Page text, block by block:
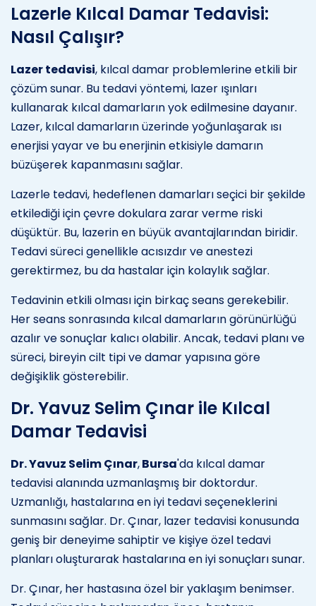
Lazerle Kılcal Damar Tedavisi:
Nasıl Çalışır?
Lazer tedavisi, kılcal damar problemlerine etkili bir
çözüm sunar. Bu tedavi yöntemi, lazer ışınları
kullanarak kılcal damarların yok edilmesine dayanır.
Lazer, kılcal damarların üzerinde yoğunlaşarak ısı
enerjisi yayar ve bu enerjinin etkisiyle damarın
büzüşerek kapanmasını sağlar.
Lazerle tedavi, hedeflenen damarları seçici bir şekilde
etkilediği için çevre dokulara zarar verme riski
düşüktür. Bu, lazerin en büyük avantajlarından biridir.
Tedavi süreci genellikle acısızdır ve anestezi
gerektirmez, bu da hastalar için kolaylık sağlar.
Tedavinin etkili olması için birkaç seans gerekebilir.
Her seans sonrasında kılcal damarların görünürlüğü
azalır ve sonuçlar kalıcı olabilir. Ancak, tedavi planı ve
süreci, bireyin cilt tipi ve damar yapısına göre
değişiklik gösterebilir.
Dr. Yavuz Selim Çınar ile Kılcal
Damar Tedavisi
Dr. Yavuz Selim Çınar,Bursa'da kılcal damar
tedavisi alanında uzmanlaşmış bir doktordur.
Uzmanlığı, hastalarına en iyi tedavi seçeneklerini
sunmasını sağlar. Dr. Çınar, lazer tedavisi konusunda
geniş bir deneyime sahiptir ve kişiye özel tedavi
planları oluşturarak hastalarına en iyi sonuçları sunar.
Dr. Çınar, her hastasına özel bir yaklaşım benimser.